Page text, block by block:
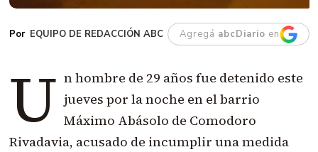
EQUIPO DE REDACCIÓN ABC Agregá abcDiario en
U n hombre de 29 años fue detenido este
jueves por la noche en el barrio
Máximo Abásolo de Comodoro
Rivadavia, acusado de incumplir una medida